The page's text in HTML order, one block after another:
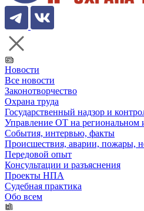
Новости
Все новости
Законотворчество
Охрана труда
Государственный надзор и
Управление ОТ на региональном
События, интервью, факты
Происшествия, аварии, пожары,
Передовой опыт
Консультации и разъяснения
Проекты НПА
Судебная практика
Обо всем